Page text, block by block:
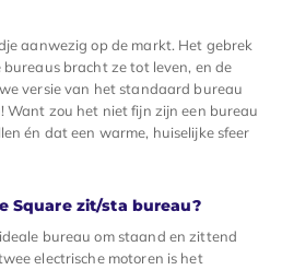
aanwezig op de markt. Het gebrek
bracht ze tot leven, en de
versie van het standaard bureau
Want zou het niet fijn zijn een bureau
én dat een warme, huiselijke sfeer
Square zit/sta bureau?
bureau om staand en zittend
electrische motoren is het